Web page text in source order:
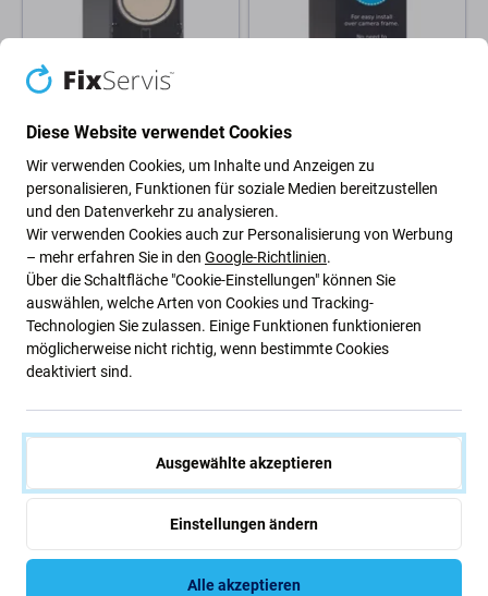
Apple iPhone 15 Pro -
Rückgehäuseglas +
Kameraglas + Metallplatte +
Magsafe-Magnet (Black
20,30 €
AUF LAGER 10+ Stk
Apple iPhone 14 Pro -
Backcover Glas Vergrössertes
Ringloch für die Kamera
(Space Black)
11,59 €
AUF LAGER 10+ Stk
Rückfahrkameraglas (2Stk.)
Apple
Touchscreen-Glas mit Rahmen
Diese Website verwendet Cookies
Wir verwenden Cookies, um Inhalte und Anzeigen zu
personalisieren, Funktionen für soziale Medien bereitzustellen
und den Datenverkehr zu analysieren.
Wir verwenden Cookies auch zur Personalisierung von Werbung
– mehr erfahren Sie in den Google-Richtlinien.
Über die Schaltfläche "Cookie-Einstellungen" können Sie
auswählen, welche Arten von Cookies und Tracking-
Technologien Sie zulassen. Einige Funktionen funktionieren
möglicherweise nicht richtig, wenn bestimmte Cookies
deaktiviert sind.
Ausgewählte akzeptieren
Einstellungen ändern
Alle akzeptieren